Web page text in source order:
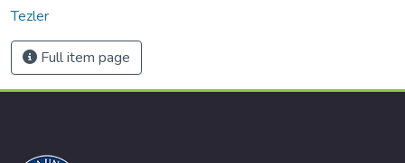
Tezler
Full item page